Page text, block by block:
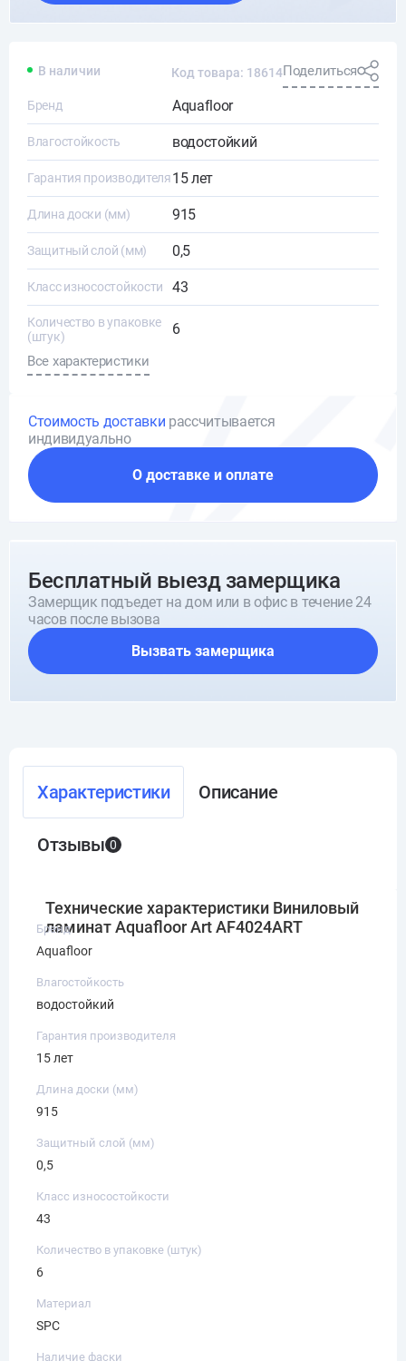
В наличии Код товара: 18614Поделиться
Бренд Aquafloor
Влагостойкость водостойкий
Гарантия производителя15 лет
Длина доски (мм) 915
Защитный слой (мм) 0,5
Класс износостойкости 43
Количество в упаковке
(штук)
6
Все характеристики
Стоимость доставки рассчитывается
индивидуально
О доставке и оплате
Бесплатный выезд замерщика
Замерщик подъедет на дом или в офис в течение 24
часов после вызова
Вызвать замерщика
Характеристики Описание
Отзывы 0
Технические характеристики Виниловый
ламинат Aquafloor Art AF4024ART
Бренд
Aquafloor
Влагостойкость
водостойкий
Гарантия производителя
15 лет
Длина доски (мм)
915
Защитный слой (мм)
0,5
Класс износостойкости
43
Количество в упаковке (штук)
6
Материал
SPC
Наличие фаски